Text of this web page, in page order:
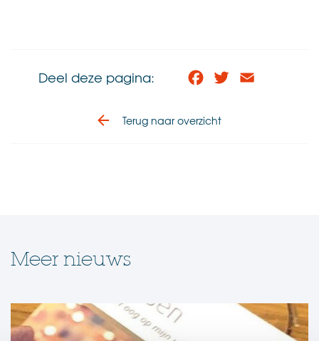
Deel deze pagina: Facebook
Twitter
Terug naar overzicht
Meer nieuws